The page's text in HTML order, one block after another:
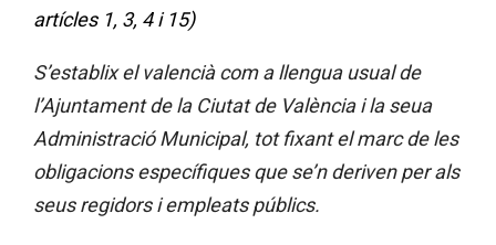
artícles 1, 3, 4 i 15)
S’establix el valencià com a llengua usual de
l’Ajuntament de la Ciutat de València i la seua
Administració Municipal, tot fixant el marc de les
obligacions específiques que se’n deriven per als
seus regidors i empleats públics.